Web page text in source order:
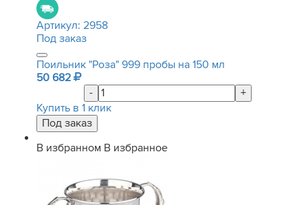
Артикул: 2958
Под заказ
Поильник "Роза" 999 пробы на 150 мл
50 682
-
+
Купить в 1 клик
В избранном В избранное